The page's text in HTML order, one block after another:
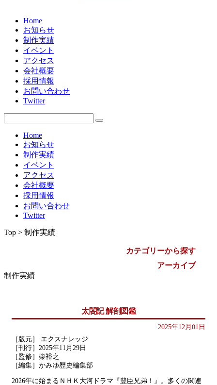
Home
お知らせ
制作実績
イベント
アクセス
会社概要
採用情報
お問い合わせ
Twitter
Home
お知らせ
制作実績
イベント
アクセス
会社概要
採用情報
お問い合わせ
Twitter
Top > 制作実績
カテゴリーから探す
アーカイブ
2009年
制作実績
太閤記 解剖図鑑
2025年12月01日
［版元］ エクスナレッジ
［刊行］2025年11月29日
［監修］柴裕之
［編集］かみゆ歴史編集部
2026年に始まるＮＨＫ大河ドラマ『豊臣兄弟！』。多くの関連